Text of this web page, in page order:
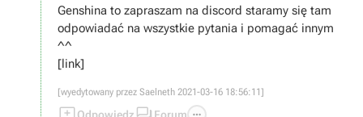
Genshina to zapraszam na discord staramy się tam
odpowiadać na wszystkie pytania i pomagać innym
^^
[link]
[wyedytowany przez Saelneth 2021-03-16 18:56:11]